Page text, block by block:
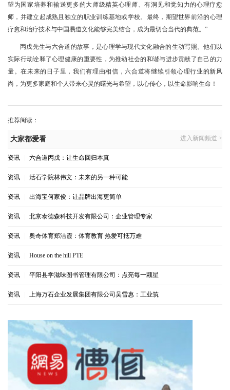
望为国家培养和输送更多的大师级精英心理师、有洞见和觉知力的心理疗愈
师，并建立起成熟且独立的职业训练基地或学校。最终，期望世界前沿的心理
疗愈和治疗技术与中国易道文化能够完美结合，成为最切合当代的典范。”
丙戊先生与六合道的故事，是心理学与现代文化融合的生动写照。他们以
实际行动诠释了心理健康的重要性，为推动社会的和谐与进步贡献了自己的力
量。在未来的日子里，我们有理由相信，六合道将继续引领心理行业的新风
尚，为更多家庭和个人带来心灵的曙光与希望，以心传心，以生命影响生命！
推荐阅读：
大家都爱看 进入新闻频道 >
资讯 六合道丙戊：让生命回归本真
资讯 活石学院林伟文：未来的另一种可能
资讯 出海宝何家俊：让品牌出海更简单
资讯 北京泰德森科技开发有限公司：企业管理专家
资讯 奥奇体育郑洁霞：体育教育 热爱可抵万难
资讯 House on the hill PTE
资讯 平阳县学滋味图书管理有限公司：点亮每一颗星
资讯 上海万石企业发展集团有限公司吴雪惠：工业筑